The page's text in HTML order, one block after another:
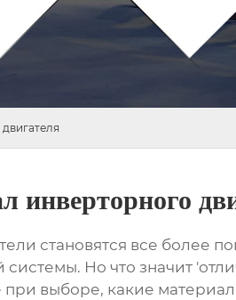
инверторного
становятся все более
Но что значит
выборе, какие